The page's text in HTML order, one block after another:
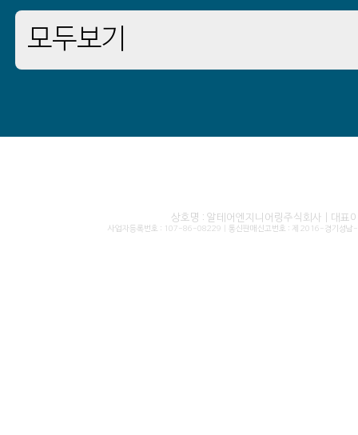
모두보기
상호명 : 알테어엔지니어링주식회사 | 대표
사업자등록번호 : 107-86-08229 | 통신판매신고번호 : 제 2016-경기성